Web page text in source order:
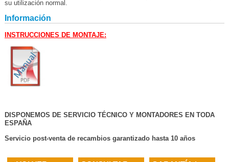
su utilización normal.
Información
INSTRUCCIONES DE MONTAJE:
DISPONEMOS DE SERVICIO TÉCNICO Y MONTADORES EN TODA
ESPAÑA
Servicio post-venta de recambios garantizado hasta 10 años